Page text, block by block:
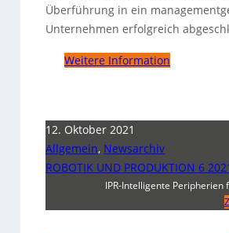
Überführung in ein
Unternehmen erfolgreich
Weitere Information
12. Oktober 2021
Allgemein, Newsarchiv
ROBOTIK UND PRODUKTION 6
IPR-Intelligente Peripherien